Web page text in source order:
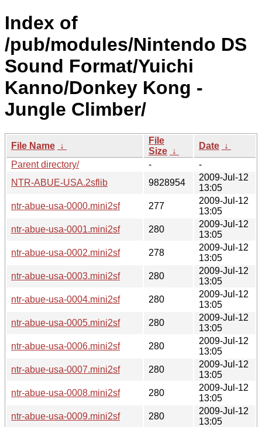
Index of
/pub/modules/Nintendo DS
Sound Format/Yuichi
Kanno/Donkey Kong -
Jungle Climber/
File Name ↓
File
Size ↓
Date ↓
Parent directory/
-
-
NTR-ABUE-USA.2sflib
9828954
2009-Jul-12
13:05
ntr-abue-usa-0000.mini2sf
277
2009-Jul-12
13:05
ntr-abue-usa-0001.mini2sf
280
2009-Jul-12
13:05
ntr-abue-usa-0002.mini2sf
278
2009-Jul-12
13:05
ntr-abue-usa-0003.mini2sf
280
2009-Jul-12
13:05
ntr-abue-usa-0004.mini2sf
280
2009-Jul-12
13:05
ntr-abue-usa-0005.mini2sf
280
2009-Jul-12
13:05
ntr-abue-usa-0006.mini2sf
280
2009-Jul-12
13:05
ntr-abue-usa-0007.mini2sf
280
2009-Jul-12
13:05
ntr-abue-usa-0008.mini2sf
280
2009-Jul-12
13:05
ntr-abue-usa-0009.mini2sf
280
2009-Jul-12
13:05